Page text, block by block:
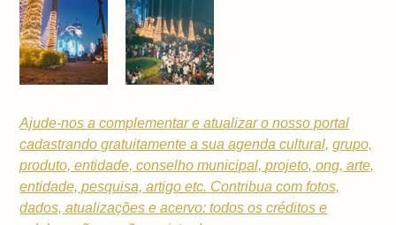
Ajude-nos a complementar e atualizar o nosso portal
cadastrando gratuitamente a suaagenda cultural, grupo,
produto, entidade, conselho municipal,projeto, ong, arte,
entidade, pesquisa, artigo etc. Contribua com fotos,
dados, atualizações e acervo: todos os créditos e